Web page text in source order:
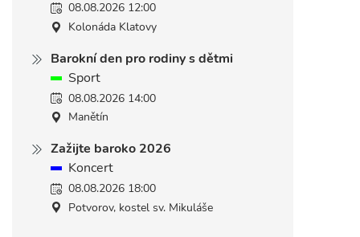
08.08.2026 12:00
Kolonáda Klatovy
Barokní den pro rodiny s dětmi
Sport
08.08.2026 14:00
Manětín
Zažijte baroko 2026
Koncert
08.08.2026 18:00
Potvorov, kostel sv. Mikuláše